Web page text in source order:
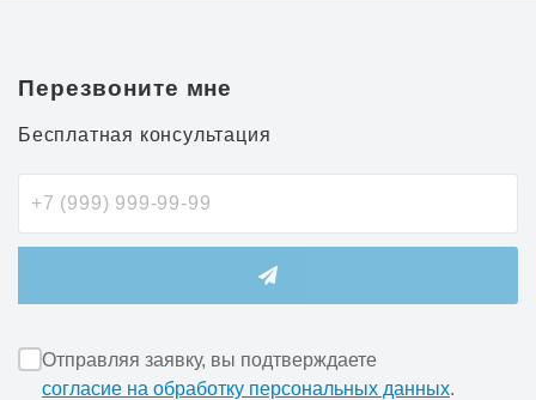
Перезвоните мне
Бесплатная консультация
Отправляя заявку, вы подтверждаете
согласие на обработку персональных данных.